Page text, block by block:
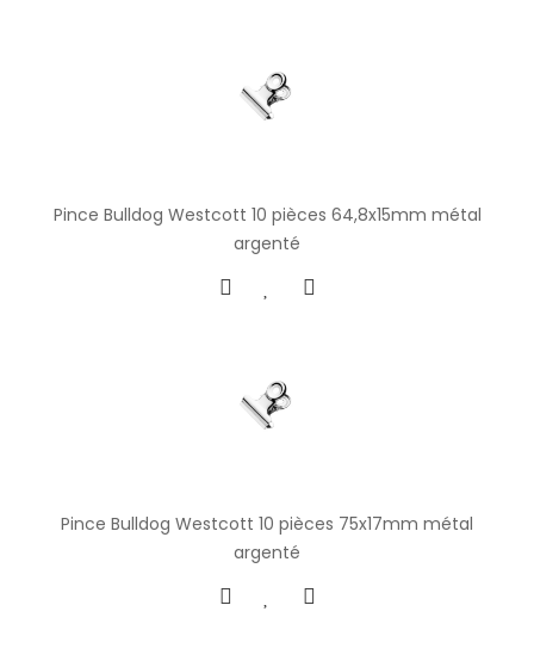
Pince Bulldog Westcott 10 pièces 64,8x15mm métal
argenté
Pince Bulldog Westcott 10 pièces 75x17mm métal
argenté